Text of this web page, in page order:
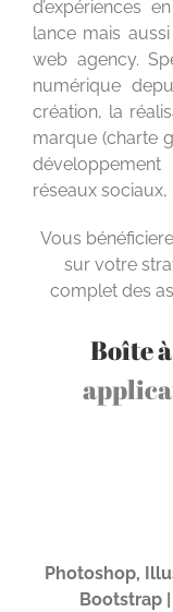
d’expériences
lance mais
web agency.
numérique
création, la
marque (charte
réseaux sociaux,
Vous
sur votre
complet des
Boîte
Photoshop,
Bootstrap